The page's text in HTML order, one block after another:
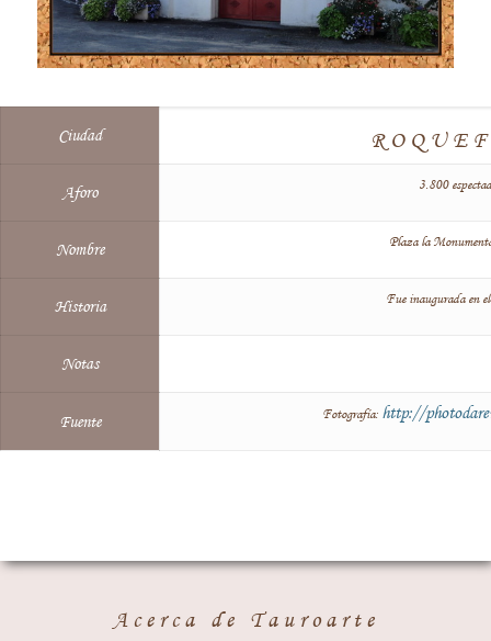
Ciudad
Aforo 3.800
Nombre Plaza la
Historia Fue inaugurada en
Notas
Fuente Fotografía: http://
Acerca de Tauroarte